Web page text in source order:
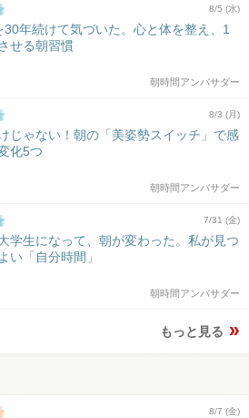
8/5 (水)
30年続けて気づいた。心と体を整え、1
せる朝習慣
朝時間アンバサダー
8/3 (月)
じゃない！朝の「美姿勢スイッチ」で感
化5つ
朝時間アンバサダー
7/31 (金)
学生になって、朝が変わった。私が見つ
い「自分時間」
朝時間アンバサダー
もっと見る
8/7 (金)